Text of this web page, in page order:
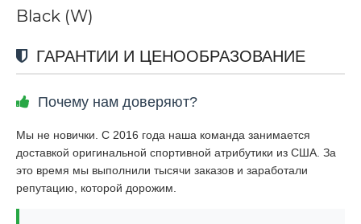
Black (W)
ГАРАНТИИ И ЦЕНООБРАЗОВАНИЕ
Почему нам доверяют?
Мы не новички. С 2016 года наша команда занимается
доставкой оригинальной спортивной атрибутики из США. За
это время мы выполнили тысячи заказов и заработали
репутацию, которой дорожим.